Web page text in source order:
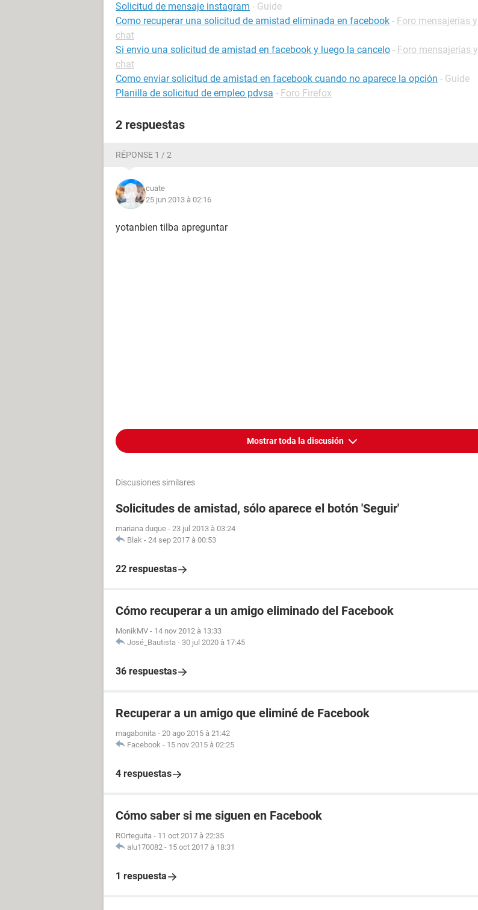
Solicitud de mensaje instagram - Guide
Como recuperar una solicitud de amistad eliminada en facebook - Foro mensajerías y
chat
Si envio una solicitud de amistad en facebook y luego la cancelo - Foro mensajerías y
chat
Como enviar solicitud de amistad en facebook cuando no aparece la opción - Guide
Planilla de solicitud de empleo pdvsa - Foro Firefox
2 respuestas
RÉPONSE 1 / 2
cuate
25 jun 2013 à 02:16
yotanbien tilba apreguntar
Mostrar toda la discusión
Discusiones similares
Solicitudes de amistad, sólo aparece el botón 'Seguir'
mariana duque - 23 jul 2013 à 03:24
Blak - 24 sep 2017 à 00:53
22 respuestas
Cómo recuperar a un amigo eliminado del Facebook
MonikMV - 14 nov 2012 à 13:33
José_Bautista - 30 jul 2020 à 17:45
36 respuestas
Recuperar a un amigo que eliminé de Facebook
magabonita - 20 ago 2015 à 21:42
Facebook - 15 nov 2015 à 02:25
4 respuestas
Cómo saber si me siguen en Facebook
ROrteguita - 11 oct 2017 à 22:35
alu170082 - 15 oct 2017 à 18:31
1 respuesta